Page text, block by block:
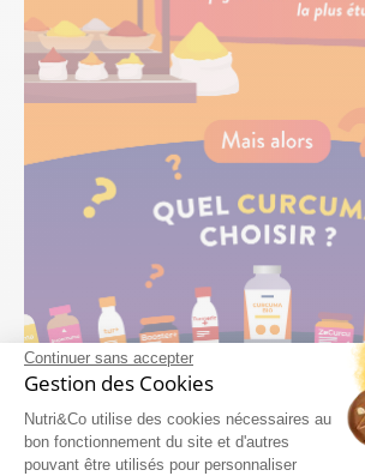
Continuer sans accepter
Gestion des Cookies
Nutri&Co utilise des cookies nécessaires au
bon fonctionnement du site et d'autres
pouvant être utilisés pour personnaliser